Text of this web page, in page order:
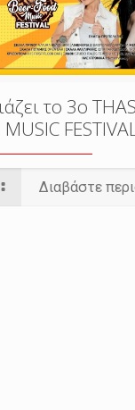
το 3o
MUSIC
Διαβάστε